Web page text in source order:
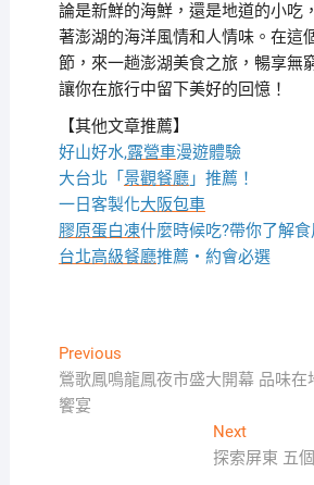
論是新鮮的海鮮，還是地道的小吃
著澎湖的海洋風情和人情味。在這
節，來一趟澎湖美食之旅，暢享無
讓你在旅行中留下美好的回憶！
【其他文章推薦】
好山好水,露營車漫遊體驗
大台北「 景觀餐廳」推薦！
一日客製化大阪包車
膠原蛋白凍什麼時候吃?帶你了解
台北高級餐廳推薦・約會必選
文
章
PreviousPrevious
post:
鶯歌鳳鳴龍鳳夜市盛大開幕 品味在
饗宴
NextNext
post:
探索屏東 五